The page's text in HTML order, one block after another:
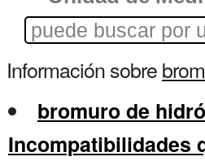
Información sobre
bromuro de
Incompatibilidades